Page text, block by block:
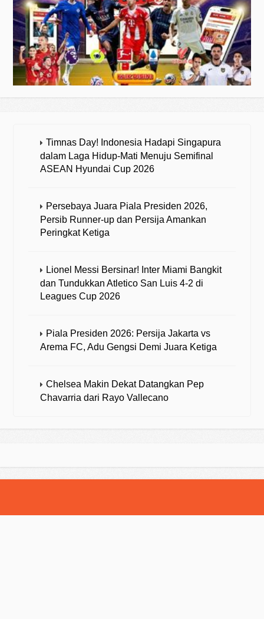
Timnas Day! Indonesia Hadapi Singapura
dalam Laga Hidup-Mati Menuju Semifinal
ASEAN Hyundai Cup 2026
Persebaya Juara Piala Presiden 2026,
Persib Runner-up dan Persija Amankan
Peringkat Ketiga
Lionel Messi Bersinar! Inter Miami Bangkit
dan Tundukkan Atletico San Luis 4-2 di
Leagues Cup 2026
Piala Presiden 2026: Persija Jakarta vs
Arema FC, Adu Gengsi Demi Juara Ketiga
Chelsea Makin Dekat Datangkan Pep
Chavarria dari Rayo Vallecano